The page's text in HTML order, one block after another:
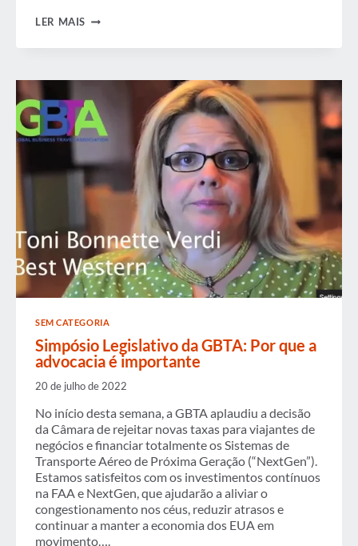
LER MAIS DIVULGADAS
DE
PARA
CUBA
SEM CATEGORIA
Simpósio Legislativo da GBTA: Por que a
advocacia é importante
20 de julho de 2022
No início desta semana, a GBTA aplaudiu a decisão
da Câmara de rejeitar novas taxas para viajantes de
negócios e financiar totalmente os Sistemas de
Transporte Aéreo de Próxima Geração (“NextGen”).
Estamos satisfeitos com os investimentos contínuos
na FAA e NextGen, que ajudarão a aliviar o
congestionamento nos céus, reduzir atrasos e
continuar a manter a economia dos EUA em
movimento….